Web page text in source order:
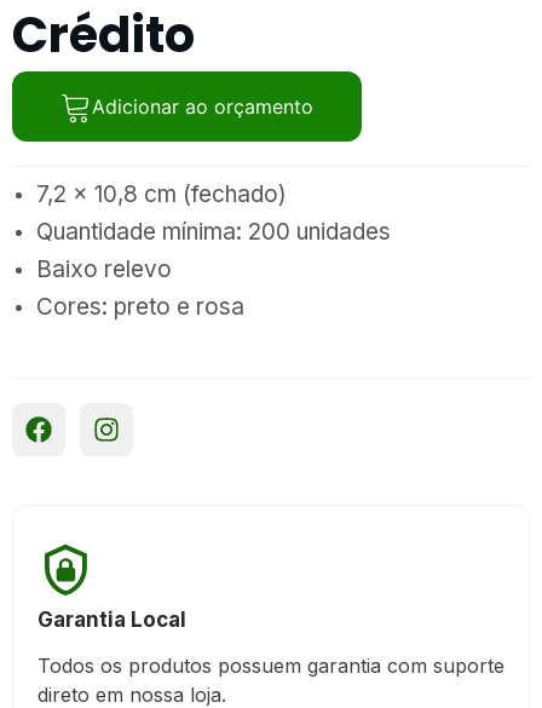
Crédito
Adicionar ao orçamento
7,2 x 10,8 cm (fechado)
Quantidade mínima: 200 unidades
Baixo relevo
Cores: preto e rosa
Garantia Local
Todos os produtos possuem garantia com suporte
direto em nossa loja.